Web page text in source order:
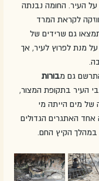
העיר. החומה נבנתה
לקראת המרד
גם שרידים של
מנת לפרוץ לעיר, אך
גם מבורות
העיר בתקופת המצור,
מים הייתה מי
האתגרים הגדולים
במהלך הקיץ החם.